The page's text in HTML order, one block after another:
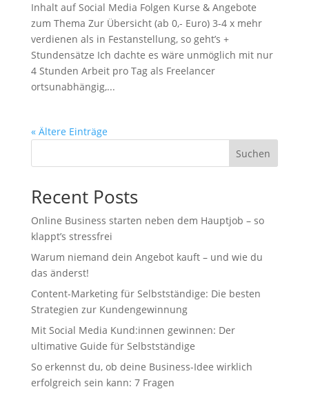
Inhalt auf Social Media Folgen Kurse & Angebote
zum Thema Zur Übersicht (ab 0,- Euro) 3-4 x mehr
verdienen als in Festanstellung, so geht’s +
Stundensätze Ich dachte es wäre unmöglich mit nur
4 Stunden Arbeit pro Tag als Freelancer
ortsunabhängig,...
« Ältere Einträge
Suchen
Recent Posts
Online Business starten neben dem Hauptjob – so
klappt’s stressfrei
Warum niemand dein Angebot kauft – und wie du
das änderst!
Content-Marketing für Selbstständige: Die besten
Strategien zur Kundengewinnung
Mit Social Media Kund:innen gewinnen: Der
ultimative Guide für Selbstständige
So erkennst du, ob deine Business-Idee wirklich
erfolgreich sein kann: 7 Fragen